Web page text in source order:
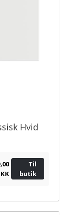
Hvid
Til
butik